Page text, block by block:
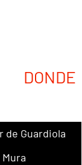
de Guardiola
Mura